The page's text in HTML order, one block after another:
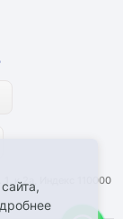
к.2а, Индекс 110000